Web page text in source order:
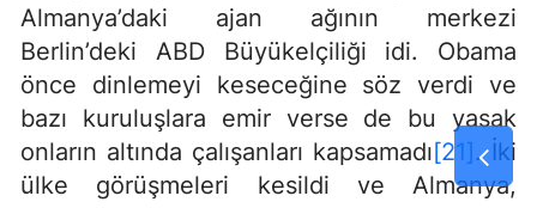
Almanya’daki ajan ağının merkezi
Berlin’deki ABD Büyükelçiliği idi. Obama
önce dinlemeyi keseceğine söz verdi ve
bazı kuruluşlara emir verse de bu yasak
onların altında çalışanları kapsamadı[21]. İki
ülke görüşmeleri kesildi ve Almanya,